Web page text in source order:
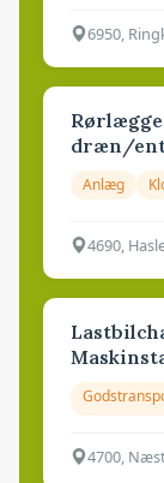
6950,
dræn/
Anlæg
4690,
4700,